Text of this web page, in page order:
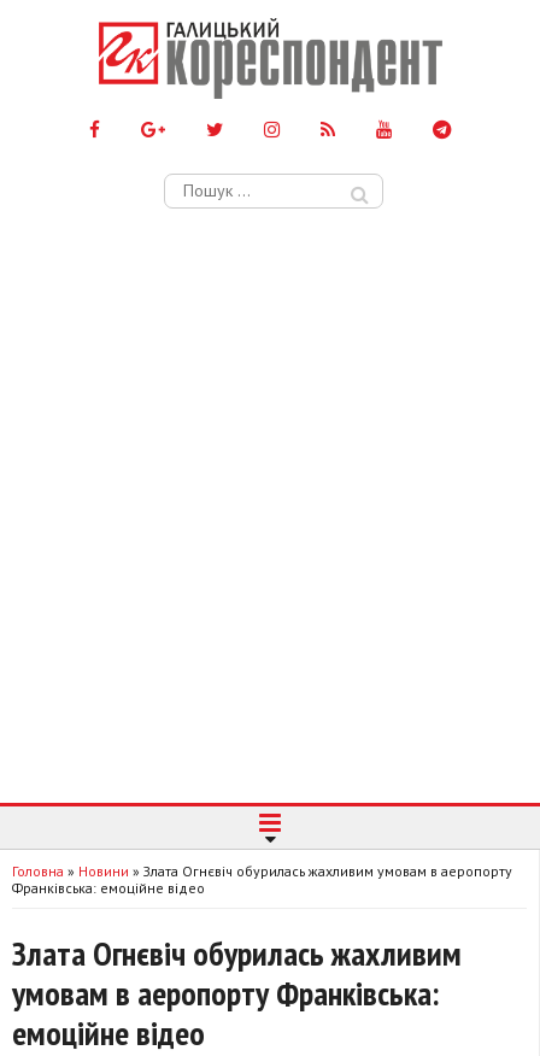
Пошук:
Головна » Новини » Злата Огнєвіч обурилась жахливим умовам в аеропорту
Франківська: емоційне відео
Злата Огнєвіч обурилась жахливим
умовам в аеропорту Франківська:
емоційне відео